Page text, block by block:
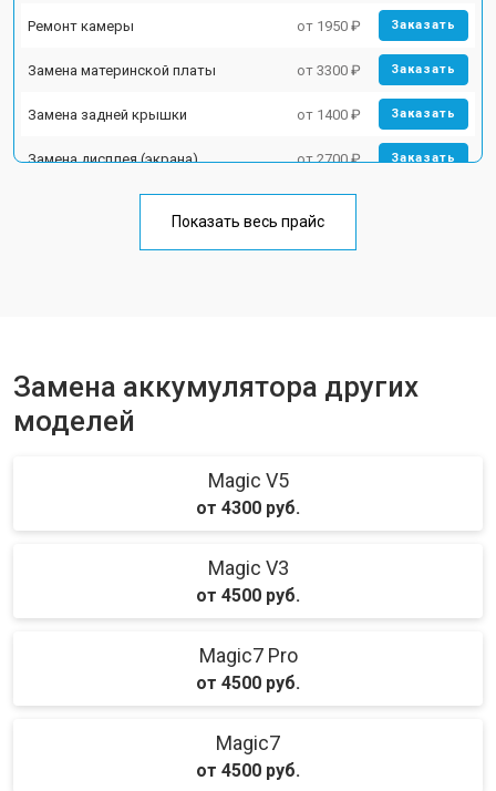
Ремонт камеры от 1950 ₽ Заказать
Замена материнской платы от 3300 ₽ Заказать
Замена задней крышки от 1400 ₽ Заказать
Замена дисплея (экрана) от 2700 ₽ Заказать
Ремонт цепи питания от 3200 ₽
Показать весь прайс
Замена аккумулятора других
моделей
Magic V5
от 4300 руб.
Magic V3
от 4500 руб.
Magic7 Pro
от 4500 руб.
Magic7
от 4500 руб.